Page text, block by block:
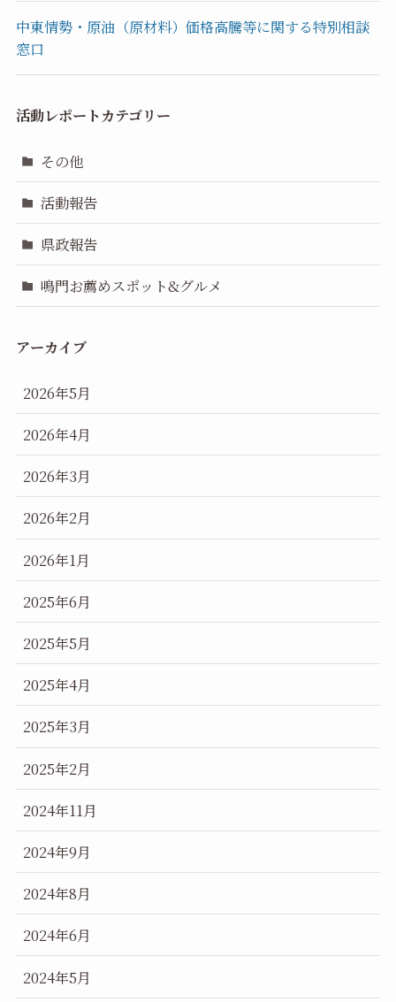
中東情勢・原油（原材料）価格高騰等に関する特別相談
窓口
活動レポートカテゴリー
その他
活動報告
県政報告
鳴門お薦めスポット&グルメ
アーカイブ
2026年5月
2026年4月
2026年3月
2026年2月
2026年1月
2025年6月
2025年5月
2025年4月
2025年3月
2025年2月
2024年11月
2024年9月
2024年8月
2024年6月
2024年5月